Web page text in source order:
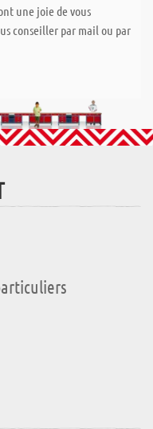
une joie de vous
conseiller par mail ou par